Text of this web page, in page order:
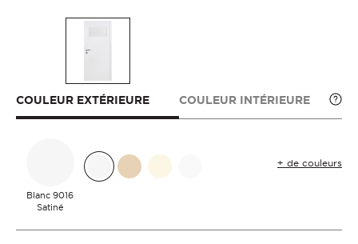
COULEUR EXTÉRIEURE COULEUR INTÉRIEURE
Blanc 9016
Satiné
+ de couleurs